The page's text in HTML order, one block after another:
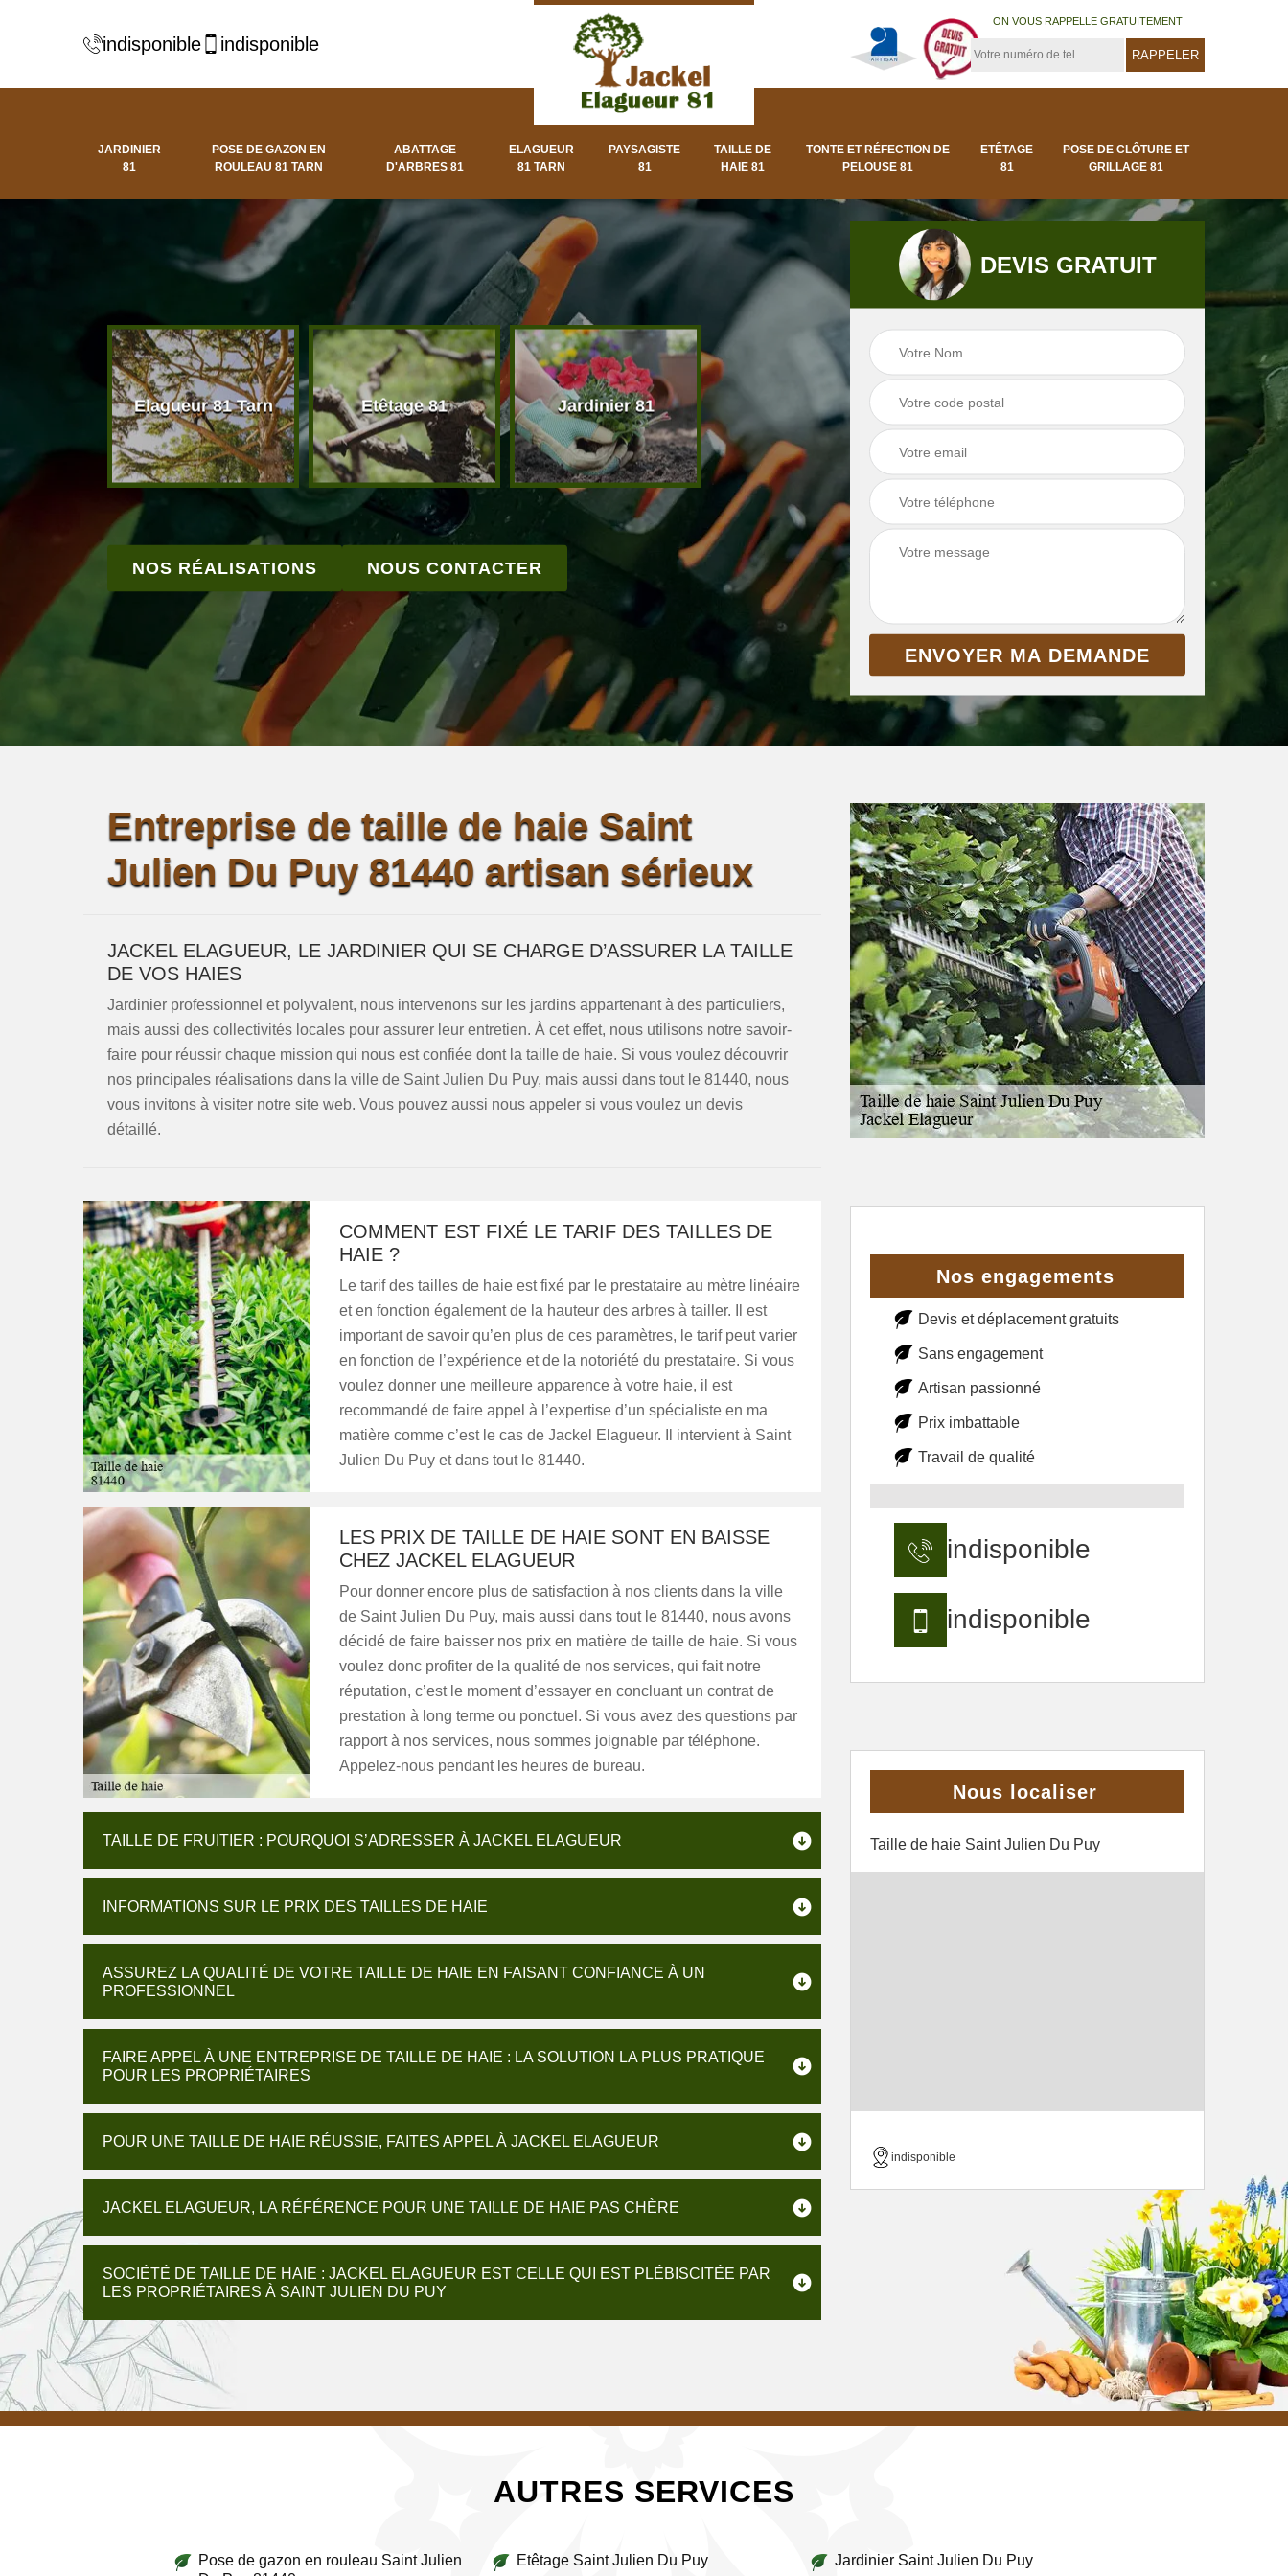
indisponible indisponible
ON VOUS RAPPELLE GRATUITEMENT
JARDINIER
81
POSE DE GAZON EN
ROULEAU 81 TARN
ABATTAGE
D'ARBRES 81
ELAGUEUR
81 TARN
PAYSAGISTE
81
TAILLE DE
HAIE 81
TONTE ET RÉFECTION DE
PELOUSE 81
ETÊTAGE
81
POSE DE CLÔTURE ET
GRILLAGE 81
Elagueur 81 Tarn Etêtage 81 Jardinier 81 Paysagiste 81
Pose de clôture et
grillage 81
Pose de gazon en
rouleau 81 Tarn
NOS RÉALISATIONS NOUS CONTACTER
DEVIS GRATUIT
Entreprise de taille de haie Saint
Julien Du Puy 81440 artisan sérieux
JACKEL ELAGUEUR, LE JARDINIER QUI SE CHARGE D’ASSURER LA TAILLE
DE VOS HAIES
Jardinier professionnel et polyvalent, nous intervenons sur les jardins appartenant à des particuliers,
mais aussi des collectivités locales pour assurer leur entretien. À cet effet, nous utilisons notre savoir-
faire pour réussir chaque mission qui nous est confiée dont la taille de haie. Si vous voulez découvrir
nos principales réalisations dans la ville de Saint Julien Du Puy, mais aussi dans tout le 81440, nous
vous invitons à visiter notre site web. Vous pouvez aussi nous appeler si vous voulez un devis
détaillé.
COMMENT EST FIXÉ LE TARIF DES TAILLES DE
HAIE ?
Le tarif des tailles de haie est fixé par le prestataire au mètre linéaire
et en fonction également de la hauteur des arbres à tailler. Il est
important de savoir qu’en plus de ces paramètres, le tarif peut varier
en fonction de l’expérience et de la notoriété du prestataire. Si vous
voulez donner une meilleure apparence à votre haie, il est
recommandé de faire appel à l’expertise d’un spécialiste en ma
matière comme c’est le cas de Jackel Elagueur. Il intervient à Saint
Julien Du Puy et dans tout le 81440.
LES PRIX DE TAILLE DE HAIE SONT EN BAISSE
CHEZ JACKEL ELAGUEUR
Pour donner encore plus de satisfaction à nos clients dans la ville
de Saint Julien Du Puy, mais aussi dans tout le 81440, nous avons
décidé de faire baisser nos prix en matière de taille de haie. Si vous
voulez donc profiter de la qualité de nos services, qui fait notre
réputation, c’est le moment d’essayer en concluant un contrat de
prestation à long terme ou ponctuel. Si vous avez des questions par
rapport à nos services, nous sommes joignable par téléphone.
Appelez-nous pendant les heures de bureau.
TAILLE DE FRUITIER : POURQUOI S’ADRESSER À JACKEL ELAGUEUR
INFORMATIONS SUR LE PRIX DES TAILLES DE HAIE
ASSUREZ LA QUALITÉ DE VOTRE TAILLE DE HAIE EN FAISANT CONFIANCE À UN
PROFESSIONNEL
FAIRE APPEL À UNE ENTREPRISE DE TAILLE DE HAIE : LA SOLUTION LA PLUS PRATIQUE
POUR LES PROPRIÉTAIRES
POUR UNE TAILLE DE HAIE RÉUSSIE, FAITES APPEL À JACKEL ELAGUEUR
JACKEL ELAGUEUR, LA RÉFÉRENCE POUR UNE TAILLE DE HAIE PAS CHÈRE
SOCIÉTÉ DE TAILLE DE HAIE : JACKEL ELAGUEUR EST CELLE QUI EST PLÉBISCITÉE PAR
LES PROPRIÉTAIRES À SAINT JULIEN DU PUY
Nos engagements
Devis et déplacement gratuits
Sans engagement
Artisan passionné
Prix imbattable
Travail de qualité
indisponible
indisponible
Nous localiser
Taille de haie Saint Julien Du Puy
indisponible
AUTRES SERVICES
Pose de gazon en rouleau Saint Julien
Etêtage Saint Julien Du Puy Jardinier Saint Julien Du Puy